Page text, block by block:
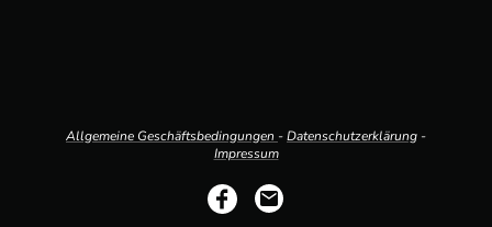
Allgemeine Geschäftsbedingungen -Datenschutzerklärung -
Impressum